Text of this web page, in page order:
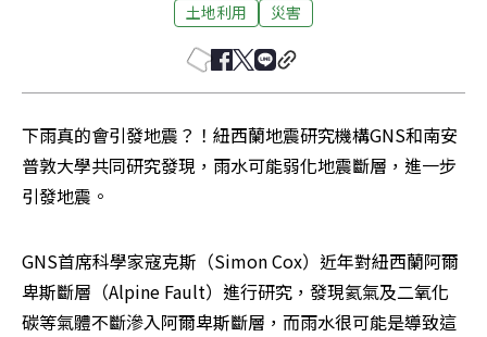
土地利用 災害
下雨真的會引發地震？！紐西蘭地震研究機構GNS和南安
普敦大學共同研究發現，雨水可能弱化地震斷層，進一步
引發地震。
GNS首席科學家寇克斯（Simon Cox）近年對紐西蘭阿爾
卑斯斷層（Alpine Fault）進行研究，發現氦氣及二氧化
碳等氣體不斷滲入阿爾卑斯斷層，而雨水很可能是導致這